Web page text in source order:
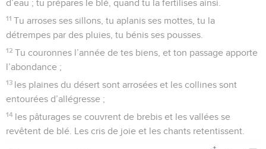
d’eau ; tu prépares le blé, quand tu la fertilises ainsi.
11 Tu arroses ses sillons, tu aplanis ses mottes, tu la
détrempes par des pluies, tu bénis ses pousses.
12 Tu couronnes l’année de tes biens, et ton passage apporte
l’abondance ;
13 les plaines du désert sont arrosées et les collines sont
entourées d’allégresse ;
14 les pâturages se couvrent de brebis et les vallées se
revêtent de blé. Les cris de joie et les chants retentissent.